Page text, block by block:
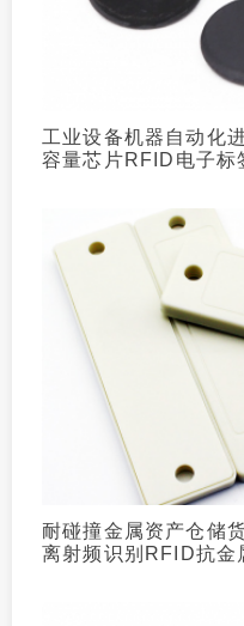
工业设备机器自动化
容量芯片RFID电子标
耐碰撞金属资产仓储
离射频识别RFID抗金